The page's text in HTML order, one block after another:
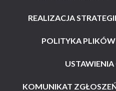
REALIZACJA
POLITYKA PLIKÓW
KOMUNIKAT